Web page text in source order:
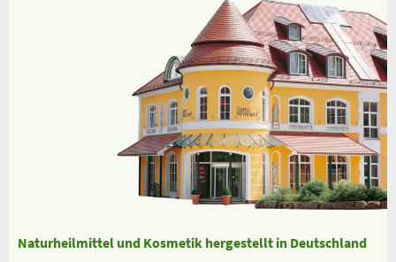
Naturheilmittel und Kosmetik hergestellt in Deutschland